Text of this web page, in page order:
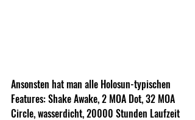
Ansonsten hat man alle Holosun-typischen
Features: Shake Awake, 2 MOA Dot, 32 MOA
Circle, wasserdicht, 20000 Stunden Laufzeit